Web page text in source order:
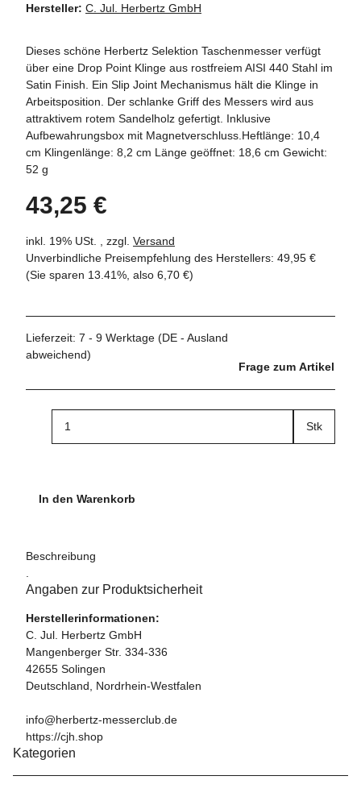
Hersteller: C. Jul. Herbertz GmbH
Dieses schöne Herbertz Selektion Taschenmesser verfügt
über eine Drop Point Klinge aus rostfreiem AISI 440 Stahl im
Satin Finish. Ein Slip Joint Mechanismus hält die Klinge in
Arbeitsposition. Der schlanke Griff des Messers wird aus
attraktivem rotem Sandelholz gefertigt. Inklusive
Aufbewahrungsbox mit Magnetverschluss.Heftlänge: 10,4
cm Klingenlänge: 8,2 cm Länge geöffnet: 18,6 cm Gewicht:
52 g
43,25 €
inkl. 19% USt. , zzgl. Versand
Unverbindliche Preisempfehlung des Herstellers: 49,95 €
(Sie sparen 13.41% , also 6,70 €)
Lieferzeit: 7 - 9 Werktage (DE - Ausland
abweichend)
Frage zum Artikel
Stk
In den Warenkorb
Beschreibung
Angaben zur Produktsicherheit
Herstellerinformationen:
C. Jul. Herbertz GmbH
Mangenberger Str. 334-336
42655 Solingen
Deutschland, Nordrhein-Westfalen
info@herbertz-messerclub.de
https://cjh.shop
Kategorien